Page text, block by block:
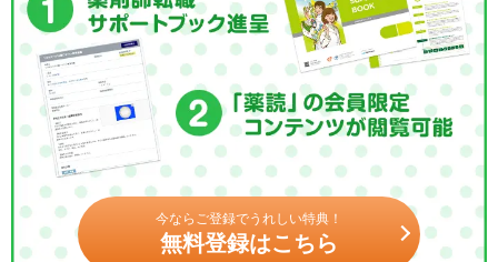
今ならご登録でうれしい特典！
無料登録はこちら